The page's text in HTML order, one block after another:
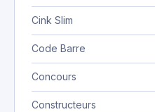
Cink Slim
Code Barre
Concours
Constructeurs